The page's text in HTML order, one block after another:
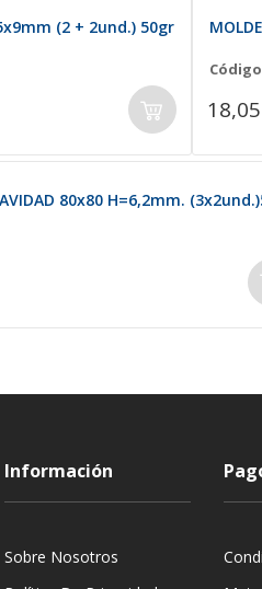
(2 + 2und.) 50gr
80x80 H=6,2mm.
Información
Sobre Nosotros